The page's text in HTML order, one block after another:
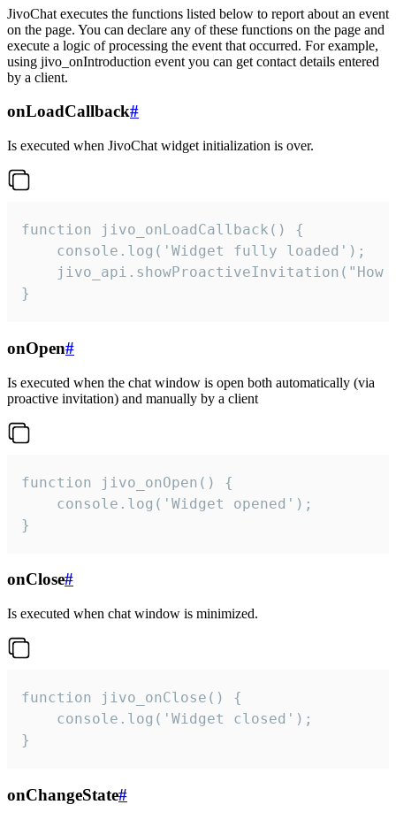
JivoChat executes the functions listed below to report about an event
on the page. You can declare any of these functions on the page and
execute a logic of processing the event that occurred. For example,
using jivo_onIntroduction event you can get contact details entered
by a client.
onLoadCallback#
Is executed when JivoChat widget initialization is over.
function jivo_onLoadCallback() {
    console.log('Widget fully loaded');
jivo_api.showProactiveInvitation("How
}
onOpen#
Is executed when the chat window is open both automatically (via
proactive invitation) and manually by a client
function jivo_onOpen() {
    console.log('Widget opened');
}
onClose#
Is executed when chat window is minimized.
function jivo_onClose() {
    console.log('Widget closed');
}
onChangeState#